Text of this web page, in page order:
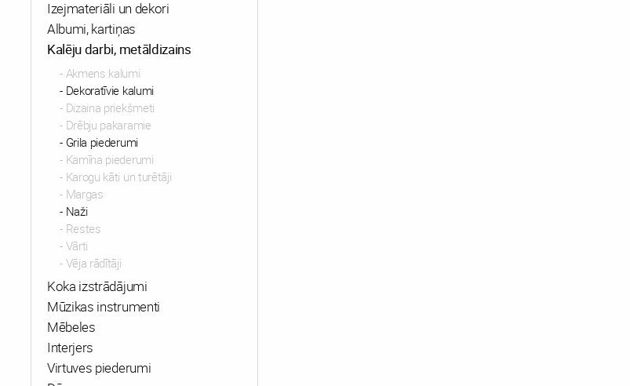
Izejmateriāli un dekori
Albumi, kartiņas
Kalēju darbi, metāldizains
Akmens kalumi
Dekoratīvie kalumi
Dizaina priekšmeti
Drēbju pakaramie
Grila piederumi
Kamīna piederumi
Karogu kāti un turētāji
Margas
Naži
Restes
Vārti
Vēja rādītāji
Koka izstrādājumi
Mūzikas instrumenti
Mēbeles
Interjers
Virtuves piederumi